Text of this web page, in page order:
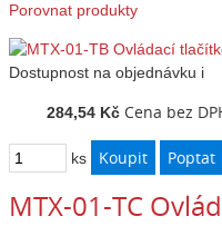
Porovnat produkty
Dostupnost na objednávku i
284,54 Kč Cena bez
ks
MTX-01-TC